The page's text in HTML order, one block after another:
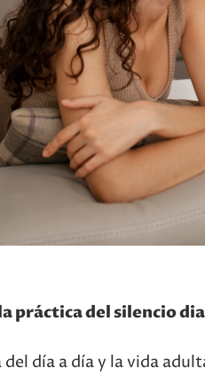
práctica del silencio
día a día y la vida